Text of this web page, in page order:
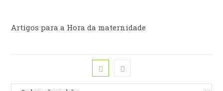
Artigos para a Hora da maternidade